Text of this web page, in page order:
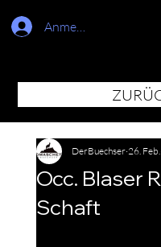
Anmelden
Occ. Blaser
Schaft
DerBuechser 26. Feb.